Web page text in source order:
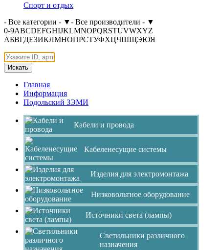
Спорт и отдых
- Все категории - ▼- Все производители - ▼
0-9ABCDEFGHIJKLMNOPQRSTUVWXYZ
АБВГДЕЗИКЛМНОПРСТУФХЦЧШЩЭЮЯ
Искать
Главная
Информация
Подольский ЗЭМИ
Кабели и провода
Кабеленесущие системы
Изделия для электромонтажа
Низковольтное оборудование
Источники света (лампы)
Светильники различного
назначения